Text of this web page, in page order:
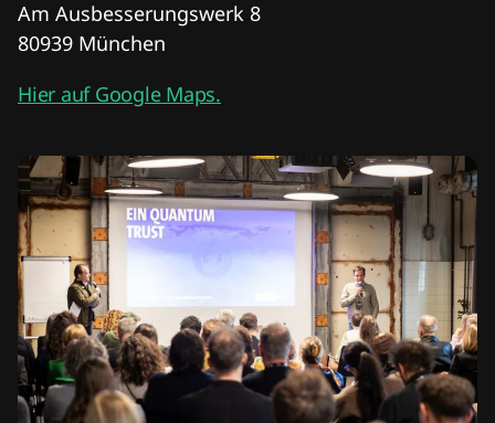
Am Ausbesserungswerk 8
80939 München
Hier auf Google Maps.